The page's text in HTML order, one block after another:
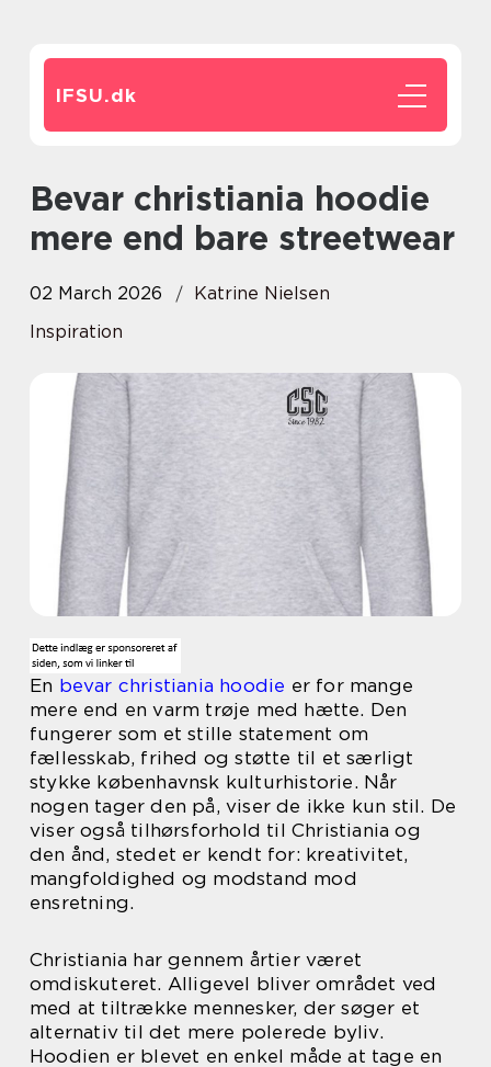
IFSU.dk
Bevar christiania hoodie
mere end bare streetwear
02 March 2026
Katrine Nielsen
Inspiration
En bevar christiania hoodie er for mange
mere end en varm trøje med hætte. Den
fungerer som et stille statement om
fællesskab, frihed og støtte til et særligt
stykke københavnsk kulturhistorie. Når
nogen tager den på, viser de ikke kun stil. De
viser også tilhørsforhold til Christiania og
den ånd, stedet er kendt for: kreativitet,
mangfoldighed og modstand mod
ensretning.
Christiania har gennem årtier været
omdiskuteret. Alligevel bliver området ved
med at tiltrække mennesker, der søger et
alternativ til det mere polerede byliv.
Hoodien er blevet en enkel måde at tage en